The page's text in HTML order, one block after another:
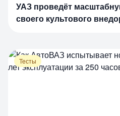
УАЗ проведёт
своего культового
Тесты